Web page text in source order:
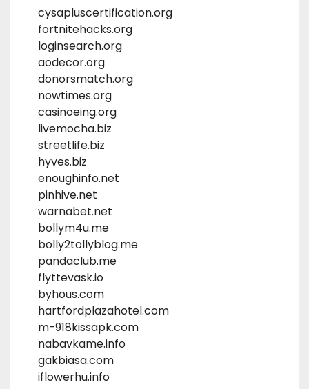
cysapluscertification.org
fortnitehacks.org
loginsearch.org
aodecor.org
donorsmatch.org
nowtimes.org
casinoeing.org
livemocha.biz
streetlife.biz
hyves.biz
enoughinfo.net
pinhive.net
warnabet.net
bollym4u.me
bolly2tollyblog.me
pandaclub.me
flyttevask.io
byhous.com
hartfordplazahotel.com
m-918kissapk.com
nabavkame.info
gakbiasa.com
iflowerhu.info